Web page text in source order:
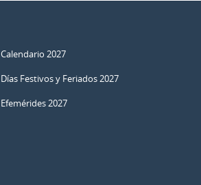
Calendario 2027
Días Festivos y Feriados 2027
Efemérides 2027